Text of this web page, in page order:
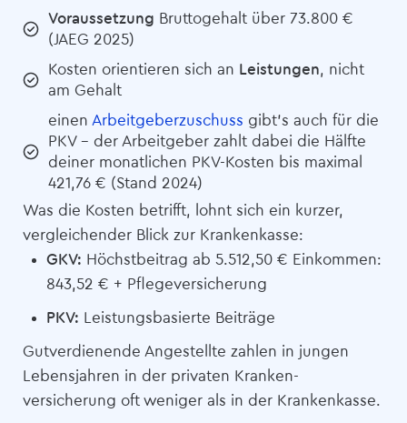
Voraussetzung Bruttogehalt über 73.800 €
(JAEG 2025)
Kosten orientieren sich an Leistungen, nicht
am Gehalt
einen Arbeitgeberzuschuss gibt’s auch für die
PKV – der Arbeitgeber zahlt dabei die Hälfte
deiner monatlichen PKV-Kosten bis maximal
421,76 € (Stand 2024)
Was die Kosten betrifft, lohnt sich ein kurzer,
vergleichender Blick zur Krankenkasse:
GKV: Höchstbeitrag ab 5.512,50 € Einkommen:
843,52 € + Pflege­versicherung
PKV: Leistungsbasierte Beiträge
Gutverdienende Angestellte zahlen in jungen
Lebensjahren in der privaten Kranken­­­
versicherung oft weniger als in der Krankenkasse.